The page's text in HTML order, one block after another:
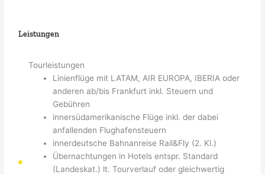
Leistungen
Tourleistungen
Linienflüge mit LATAM, AIR EUROPA, IBERIA oder
anderen ab/bis Frankfurt inkl. Steuern und
Gebühren
innersüdamerikanische Flüge inkl. der dabei
anfallenden Flughafensteuern
innerdeutsche Bahnanreise Rail&Fly (2. Kl.)
Übernachtungen in Hotels entspr. Standard
(Landeskat.) lt. Tourverlauf oder gleichwertig